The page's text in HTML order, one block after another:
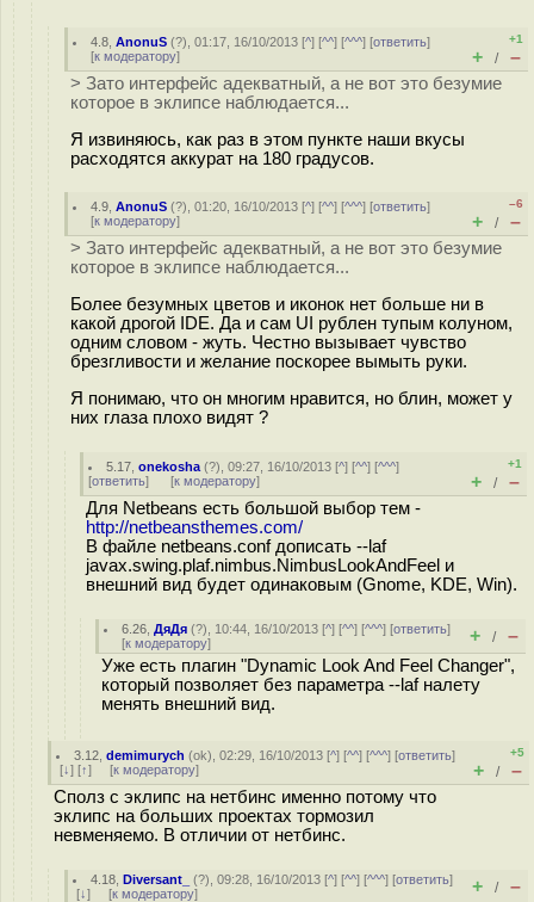
4.8 ,AnonuS (?), 01:17, 16/10/2013 [^] [^^] [^^^] [ответить]
[к модератору]
+1
+ / –
> Зато интерфейс адекватный, а не вот это безумие
которое в эклипсе наблюдается...
Я извиняюсь, как раз в этом пункте наши вкусы
расходятся аккурат на 180 градусов.
4.9 ,AnonuS (?), 01:20, 16/10/2013 [^] [^^] [^^^] [ответить]
[к модератору]
–6
+ / –
> Зато интерфейс адекватный, а не вот это безумие
которое в эклипсе наблюдается...
Более безумных цветов и иконок нет больше ни в
какой дрогой IDE. Да и сам UI рублен тупым колуном,
одним словом - жуть. Честно вызывает чувство
брезгливости и желание поскорее вымыть руки.
Я понимаю, что он многим нравится, но блин, может у
них глаза плохо видят ?
5.17 ,onekosha (?), 09:27, 16/10/2013 [^] [^^] [^^^]
[ответить] [к модератору]
+1
+ / –
Для Netbeans есть большой выбор тем -
http://netbeansthemes.com/
В файле netbeans.conf дописать --laf
javax.swing.plaf.nimbus.NimbusLookAndFeel и
внешний вид будет одинаковым (Gnome, KDE, Win).
6.26 ,ДяДя (?), 10:44, 16/10/2013 [^] [^^] [^^^] [ответить]
[к модератору] + / –
Уже есть плагин "Dynamic Look And Feel Changer",
который позволяет без параметра --laf налету
менять внешний вид.
3.12 ,demimurych (ok), 02:29, 16/10/2013 [^] [^^] [^^^] [ответить]
[↓] [↑] [к модератору]
+5
+ / –
Сполз с эклипс на нетбинс именно потому что
эклипс на больших проектах тормозил
невменяемо. В отличии от нетбинс.
4.18 ,Diversant_ (?), 09:28, 16/10/2013 [^] [^^] [^^^] [ответить]
[↓] [к модератору] + / –